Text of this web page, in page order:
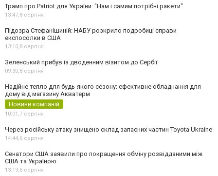
Трамп про Patriot для України: "Нам і самим потрібні ракети"
13:47,8 серпня
Підозра Стефанішиній: НАБУ розкрило подробиці справи
експосолки в США
13:10,8 серпня
Зеленський прибув із дводенним візитом до Сербії
09:30,8 серпня
Надійне тепло для будь-якого сезону: ефективне обладнання для
дому від магазину Акватерм
Новини компаній
10:01,7 серпня
Через російську атаку знищено склад запасних частин Toyota Ukraine
14:44,6 серпня
Сенатори США заявили про покращення обміну розвідданими між
США та Україною
13:19,6 серпня